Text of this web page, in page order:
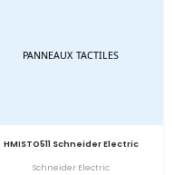
HMISTO511 Schneider Electric
Schneider Electric